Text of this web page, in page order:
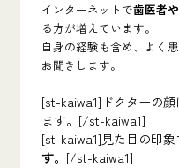
インターネットで歯医者
る方が増えています。
自身の経験も含め、よく
お聞きします。
[st-kaiwa1] ドクターの
ます。 [/st-kaiwa1]
[st-kaiwa1] 見た目の印象
す。 [/st-kaiwa1]